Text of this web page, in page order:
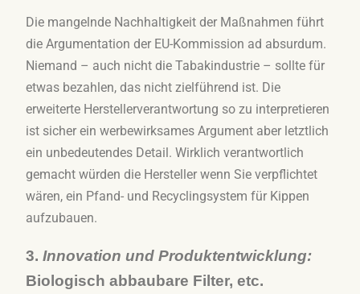
Die mangelnde Nachhaltigkeit der Maßnahmen führt
die Argumentation der EU-Kommission ad absurdum.
Niemand – auch nicht die Tabakindustrie – sollte für
etwas bezahlen, das nicht zielführend ist. Die
erweiterte Herstellerverantwortung so zu interpretieren
ist sicher ein werbewirksames Argument aber letztlich
ein unbedeutendes Detail. Wirklich verantwortlich
gemacht würden die Hersteller wenn Sie verpflichtet
wären, ein Pfand- und Recyclingsystem für Kippen
aufzubauen.
3. Innovation und Produktentwicklung:
Biologisch abbaubare Filter, etc.